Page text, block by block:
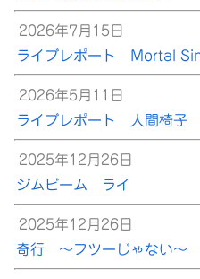
2026年7月15日
ライブレポート Mortal
2026年5月11日
ライブレポート 人間椅
2025年12月26日
ジムビーム ライ
2025年12月26日
奇行 ～フツーじゃない～